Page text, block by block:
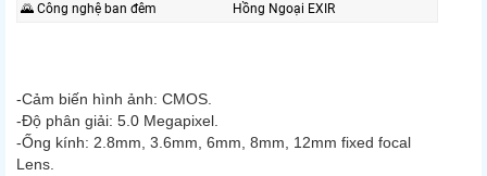
🌄 Công nghệ ban đêm
Hồng Ngoại EXIR
-Cảm biến hình ảnh: CMOS.
-Độ phân giải: 5.0 Megapixel.
-Ống kính: 2.8mm, 3.6mm, 6mm, 8mm, 12mm fixed focal
Lens.